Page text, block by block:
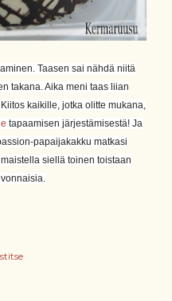
Taasen sai nähdä niitä
takana. Aika meni taas liian
kaikille, jotka olitte mukana,
tapaamisen järjestämisestä! Ja
papaijakakku matkasi
siellä toinen toistaan